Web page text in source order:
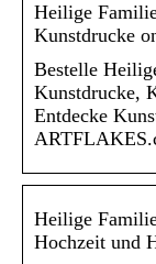
Heilige
Kunstdrucke
Bestelle
Kunstdrucke,
Entdecke
Heilige
Hochzeit und